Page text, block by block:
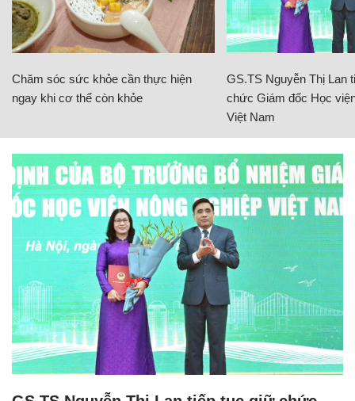
Chăm sóc sức khỏe cần thực hiện
ngay khi cơ thể còn khỏe
GS.TS Nguyễn Thị Lan
chức Giám đốc Học
Việt Nam